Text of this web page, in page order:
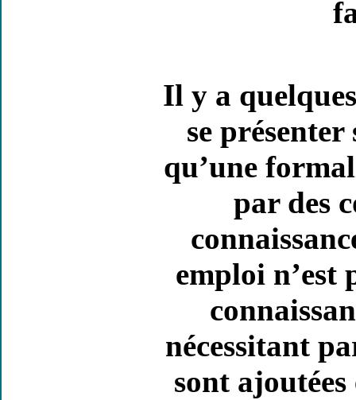
Il y a
se
qu’une
par des
emploi
nécessitant
sont